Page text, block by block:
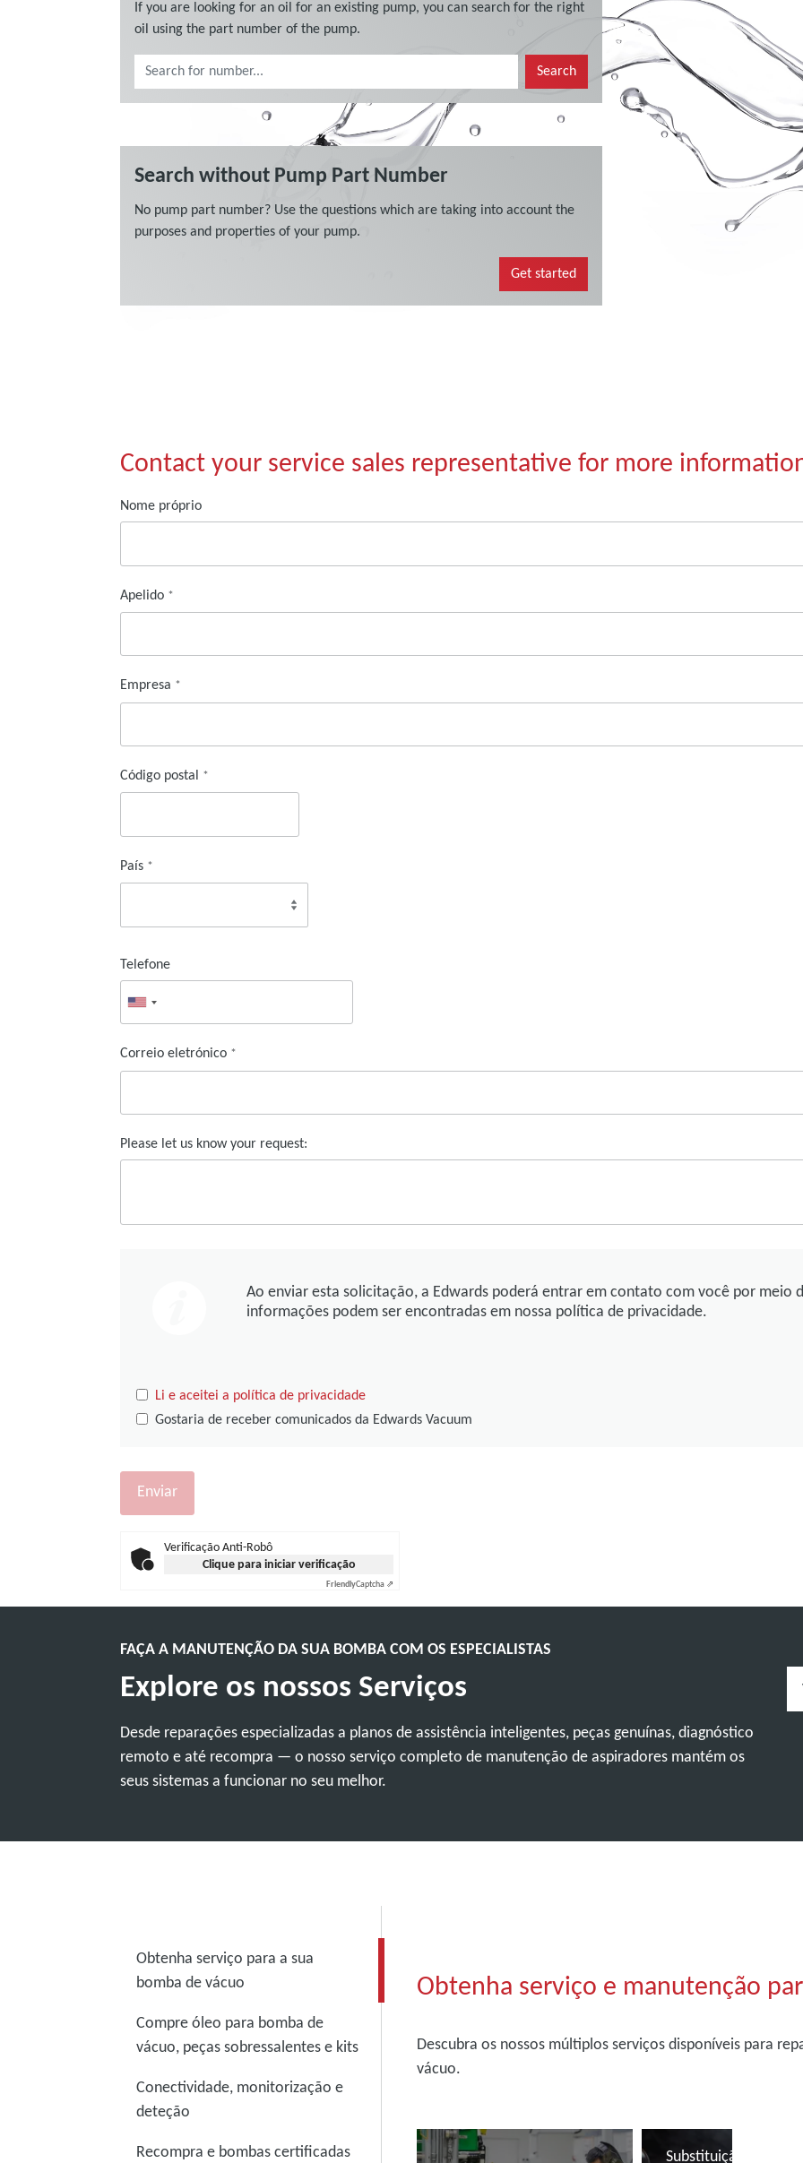
Contact your service sales representative for more
Nome próprio
Apelido *
Empresa *
Código postal *
País *
Telefone
Correio eletrónico *
Please let us know your request:
Ao enviar esta solicitação, a Edwards poderá entrar em contato com você por meio
informações podem ser encontradas em nossa política de privacidade.
Li e aceitei a política de privacidade
Gostaria de receber comunicados da Edwards Vacuum
Verificação Anti-Robô
Clique para iniciar verificação
FriendlyCaptcha ⇗
FAÇA A MANUTENÇÃO DA SUA BOMBA COM OS ESPECIALISTAS
Explore os nossos Serviços
Desde reparações especializadas a planos de assistência inteligentes, peças genuínas, diagnóstico
remoto e até recompra — o nosso serviço completo de manutenção de aspiradores mantém os
seus sistemas a funcionar no seu melhor.
Obtenha serviço para a sua
bomba de vácuo
Compre óleo para bomba de
vácuo, peças sobressalentes e kits
Conectividade, monitorização e
deteção
Recompra e bombas certificadas
Obtenha serviço e manutenção
Descubra os nossos múltiplos serviços disponíveis para
vácuo.
Substituição